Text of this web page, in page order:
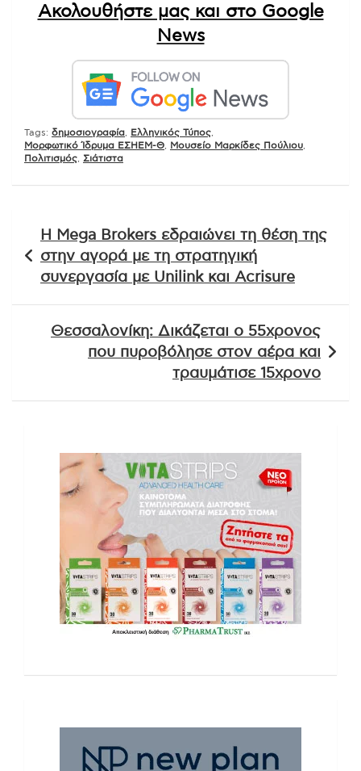
Ακολουθήστε μας και στο Google
News
Tags: δημοσιογραφία Ελληνικός Τύπος
Μορφωτικό Ίδρυμα ΕΣΗΕΜ-Θ
Μουσείο Μαρκίδες Πούλιου
Πολιτισμός
Σιάτιστα
άρθρων
Η Mega Brokers εδραιώνει τη θέση της
στην αγορά με τη στρατηγική
συνεργασία με Unilink και Acrisure
Θεσσαλονίκη: Δικάζεται ο 55χρονος
που πυροβόλησε στον αέρα και
τραυμάτισε 15χρονο